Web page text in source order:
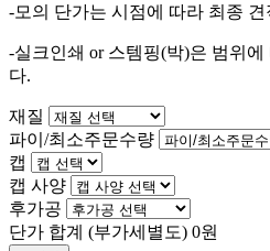
-모의 단가는 시점에 따라 최종
-실크인쇄 or 스템핑(박)은 범위에
다.
재질
파이/최소주문수량
캡
캡 사양
후가공
단가 합계 (부가세별도) 0원